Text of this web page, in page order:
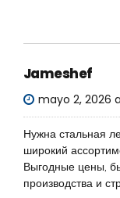
Jameshef
mayo 2, 2026
Нужна стальная
широкий
Выгодные цены,
производства и